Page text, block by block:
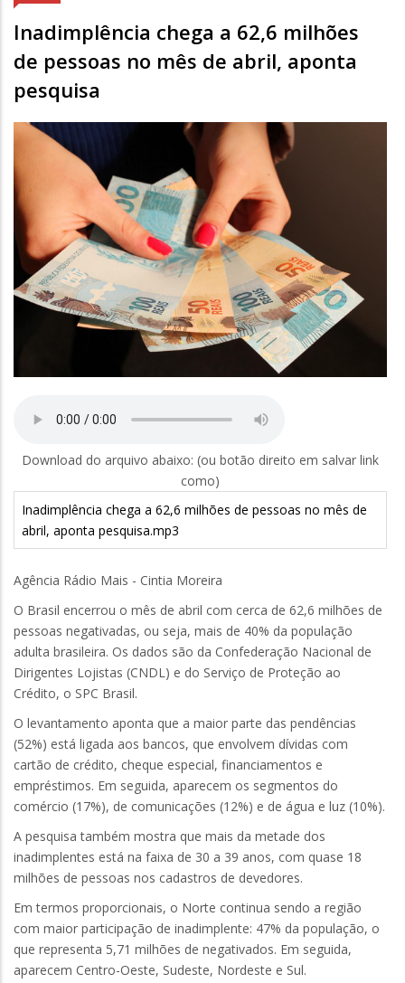
Inadimplência chega a 62,6 milhões
de pessoas no mês de abril, aponta
pesquisa
Download do arquivo abaixo: (ou botão direito em salvar link
como)
Inadimplência chega a 62,6 milhões de pessoas no mês de
abril, aponta pesquisa.mp3
Agência Rádio Mais - Cintia Moreira
O Brasil encerrou o mês de abril com cerca de 62,6 milhões de
pessoas negativadas, ou seja, mais de 40% da população
adulta brasileira. Os dados são da Confederação Nacional de
Dirigentes Lojistas (CNDL) e do Serviço de Proteção ao
Crédito, o SPC Brasil.
O levantamento aponta que a maior parte das pendências
(52%) está ligada aos bancos, que envolvem dívidas com
cartão de crédito, cheque especial, financiamentos e
empréstimos. Em seguida, aparecem os segmentos do
comércio (17%), de comunicações (12%) e de água e luz (10%).
A pesquisa também mostra que mais da metade dos
inadimplentes está na faixa de 30 a 39 anos, com quase 18
milhões de pessoas nos cadastros de devedores.
Em termos proporcionais, o Norte continua sendo a região
com maior participação de inadimplente: 47% da população, o
que representa 5,71 milhões de negativados. Em seguida,
aparecem Centro-Oeste, Sudeste, Nordeste e Sul.